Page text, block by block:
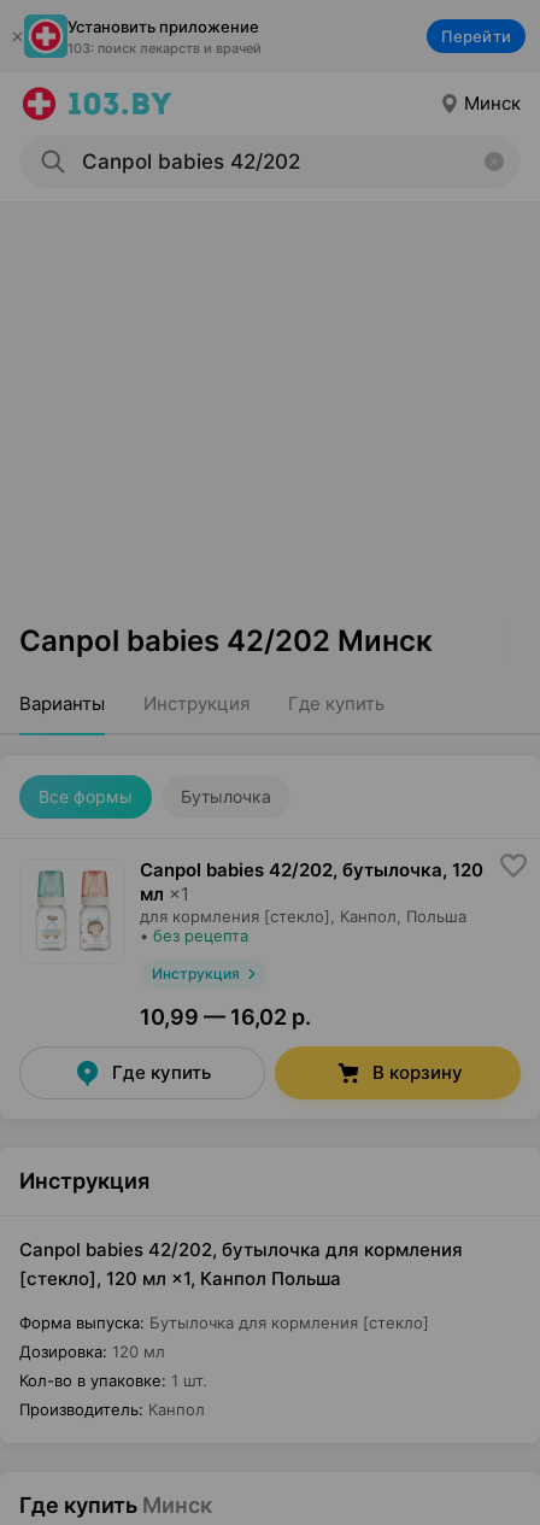
Установить приложение
103: поиск лекарств и врачей
Перейти
Минск
Canpol babies 42/202 Минск
Варианты Инструкция Где купить
Все формы Бутылочка
Canpol babies 42/202, бутылочка, 120
мл ×1
для кормления [стекло], Канпол , Польша
• без рецепта
Инструкция
10,99 — 16,02 р.
Где купить В корзину
Инструкция
Canpol babies 42/202, бутылочка для кормления
[стекло], 120 мл ×1, Канпол Польша
Форма выпуска: Бутылочка для кормления [стекло]
Дозировка: 120 мл
Кол-во в упаковке: 1 шт.
Производитель: Канпол
Где купить Минск